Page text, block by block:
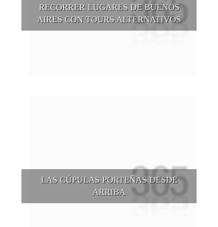
RECORRER LUGARES DE BUENOS
AIRES CON TOURS ALTERNATIVOS
LAS CÚPULAS PORTEÑAS DESDE
ARRIBA